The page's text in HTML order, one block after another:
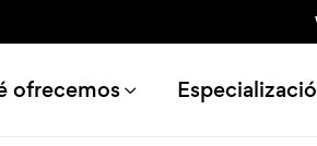
Pasar
navigation
ofrecemos